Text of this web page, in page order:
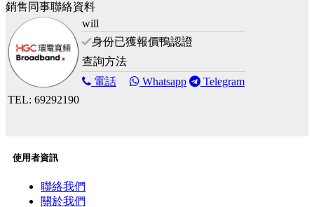
銷售同事聯絡資料
will
身份已獲報價鴨認證
查詢方法
電話
Whatsapp
Telegram
TEL: 69292190
使用者資訊
聯絡我們
關於我們